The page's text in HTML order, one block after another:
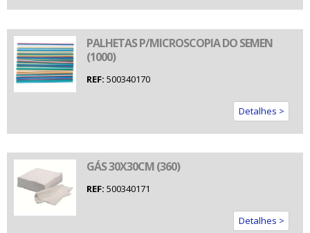
PALHETAS P/MICROSCOPIA DO SEMEN
(1000)
REF: 500340170
Detalhes >
GÁS 30X30CM (360)
REF: 500340171
Detalhes >